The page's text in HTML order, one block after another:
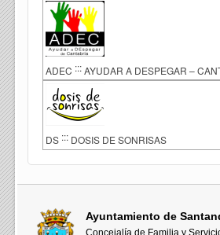
ADEC ::: AYUDAR A DESPEGAR –
DS ::: DOSIS DE SONRISAS
Ayuntamiento de
Concejalía de Familia y